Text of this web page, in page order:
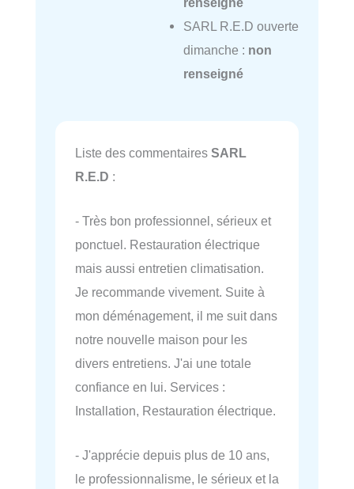
SARL R.E.D ouverte
dimanche : non
renseigné
Liste des commentaires SARL
R.E.D :
- Très bon professionnel, sérieux et
ponctuel. Restauration électrique
mais aussi entretien climatisation.
Je recommande vivement. Suite à
mon déménagement, il me suit dans
notre nouvelle maison pour les
divers entretiens. J'ai une totale
confiance en lui. Services :
Installation, Restauration électrique.
- J'apprécie depuis plus de 10 ans,
le professionnalisme, le sérieux et la